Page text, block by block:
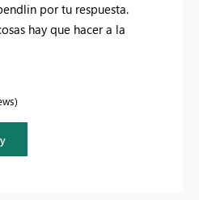
por tu respuesta.
hay que hacer a la